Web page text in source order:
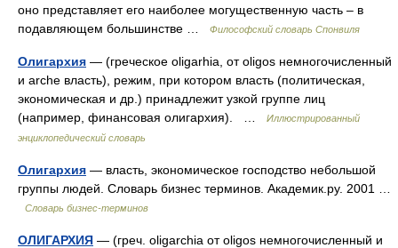
оно представляет его наиболее могущественную часть – в
подавляющем большинстве …
Философский словарь Спонвиля
Олигархия — (греческое oligarhia, от oligos немногочисленный
и arche власть), режим, при котором власть (политическая,
экономическая и др.) принадлежит узкой группе лиц
(например, финансовая олигархия). …
Иллюстрированный
энциклопедический словарь
Олигархия — власть, экономическое господство небольшой
группы людей. Словарь бизнес терминов. Академик.ру. 2001 …
Словарь бизнес-терминов
ОЛИГАРХИЯ — (греч. oligarсhia от oligos немногочисленный и